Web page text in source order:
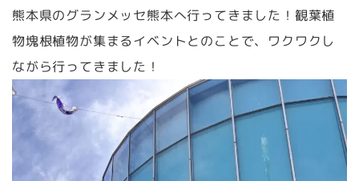
熊本県のグランメッセ熊本へ行ってきました！観葉植
物塊根植物が集まるイベントとのことで、ワクワクし
ながら行ってきました！